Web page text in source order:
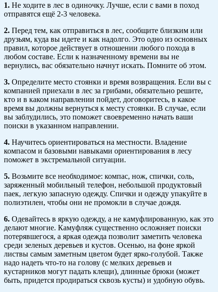
1. Не ходите в лес в одиночку. Лучше, если с вами в поход
отправятся ещё 2-3 человека.
2. Перед тем, как отправиться в лес, сообщите близким или
друзьям, куда вы идете и как надолго. Это одно из основных
правил, которое действует в отношении любого похода в
любом составе. Если к назначенному времени вы не
вернулись, вас обязательно начнут искать. Помните об этом.
3. Определите место стоянки и время возвращения. Если вы с
компанией приехали в лес за грибами, обязательно решите,
кто и в каком направлении пойдет, договоритесь, в какое
время вы должны вернуться к месту стоянки. В случае, если
вы заблудились, это поможет своевременно начать ваши
поиски в указанном направлении.
4. Научитесь ориентироваться на местности. Владение
компасом и базовыми навыками ориентирования в лесу
поможет в экстремальной ситуации.
5. Возьмите все необходимое: компас, нож, спички, соль,
заряженный мобильный телефон, небольшой продуктовый
паек, легкую запасную одежду. Спички и одежду упакуйте в
полиэтилен, чтобы они не промокли в случае дождя.
6. Одевайтесь в яркую одежду, а не камуфлированную, как это
делают многие. Камуфляж существенно осложняет поиски
потерявшегося, а яркая одежда позволит заметить человека
среди зеленых деревьев и кустов. Осенью, на фоне яркой
листвы самым заметным цветом будет ярко-голубой. Также
надо надеть что-то на голову (с мелких деревьев и
кустарников могут падать клещи), длинные брюки (может
быть, придется продираться сквозь кусты) и удобную обувь.